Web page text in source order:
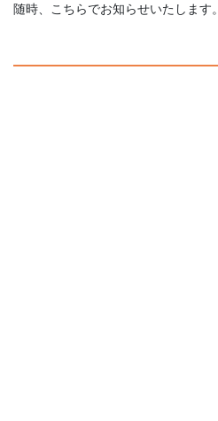
随時、こちらでお知らせいたします。